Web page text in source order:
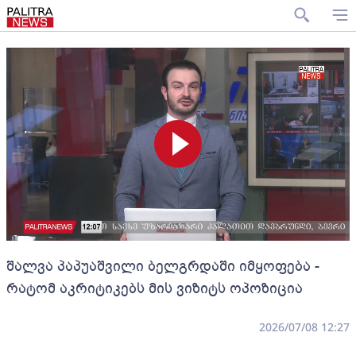
შალვა პაპუაშვილი ბელგრდაში იმყოფება -
რატომ აკრიტიკებს მის ვიზიტს ოპოზიცია
2026/07/08 12:27